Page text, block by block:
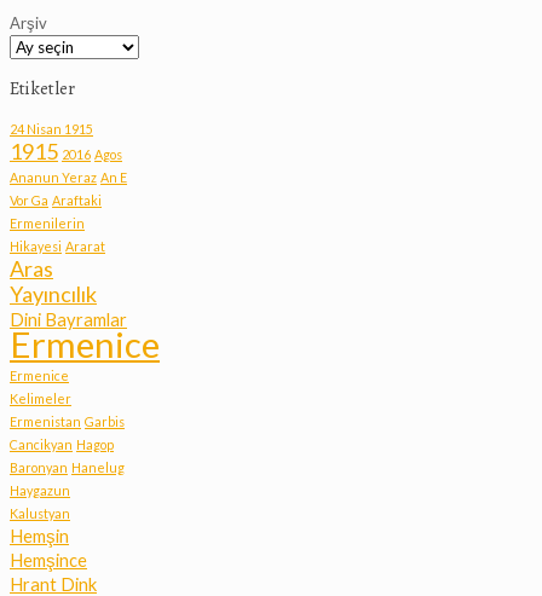
Arşiv
Etiketler
24 Nisan 1915
1915 2016 Agos
Ananun Yeraz An E
Vor Ga Araftaki
Ermenilerin
Hikayesi Ararat
Aras
Yayıncılık
Dini Bayramlar
Ermenice
Ermenice
Kelimeler
Ermenistan Garbis
Cancikyan Hagop
Baronyan Hanelug
Haygazun
Kalustyan
Hemşin
Hemşince
Hrant Dink